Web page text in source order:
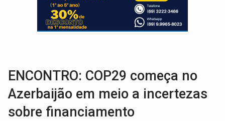
BOLSAS DE PESQUISA:Iniciativa Amazônia+10 lança chamada para fortalecer
MATERIAL: Brasil tem grandes reservas de urânio, mas produz pouco e
ENCONTRO: COP29 começa no
Azerbaijão em meio a incertezas
sobre financiamento